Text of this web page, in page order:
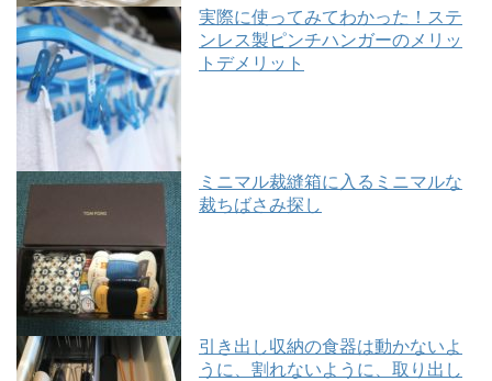
実際に使ってみてわかった！ステ
ンレス製ピンチハンガーのメリッ
トデメリット
ミニマル裁縫箱に入るミニマルな
裁ちばさみ探し
引き出し収納の食器は動かないよ
うに、割れないように、取り出し